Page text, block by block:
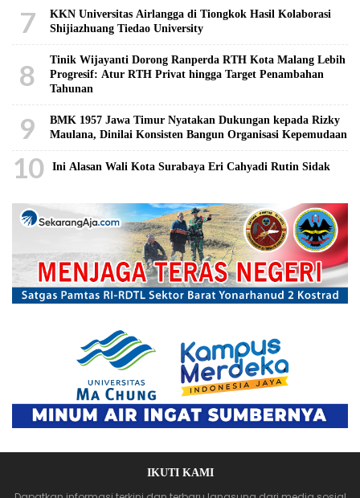
7
KKN Universitas Airlangga di Tiongkok Hasil Kolaborasi ​
Shijiazhuang Tiedao University
8
Tinik Wijayanti Dorong Ranperda RTH Kota Malang Lebih
Progresif: Atur RTH Privat hingga Target Penambahan
Tahunan
9
BMK 1957 Jawa Timur Nyatakan Dukungan kepada Rizky
Maulana, Dinilai Konsisten Bangun Organisasi Kepemudaan
10 Ini Alasan Wali Kota Surabaya Eri Cahyadi Rutin Sidak
IKUTI KAMI